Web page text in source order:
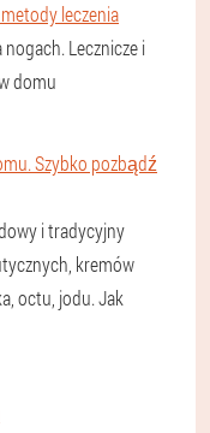
leczenia
Lecznicze i
domu
Szybko pozbądź
i tradycyjny
kremów
octu, jodu. Jak